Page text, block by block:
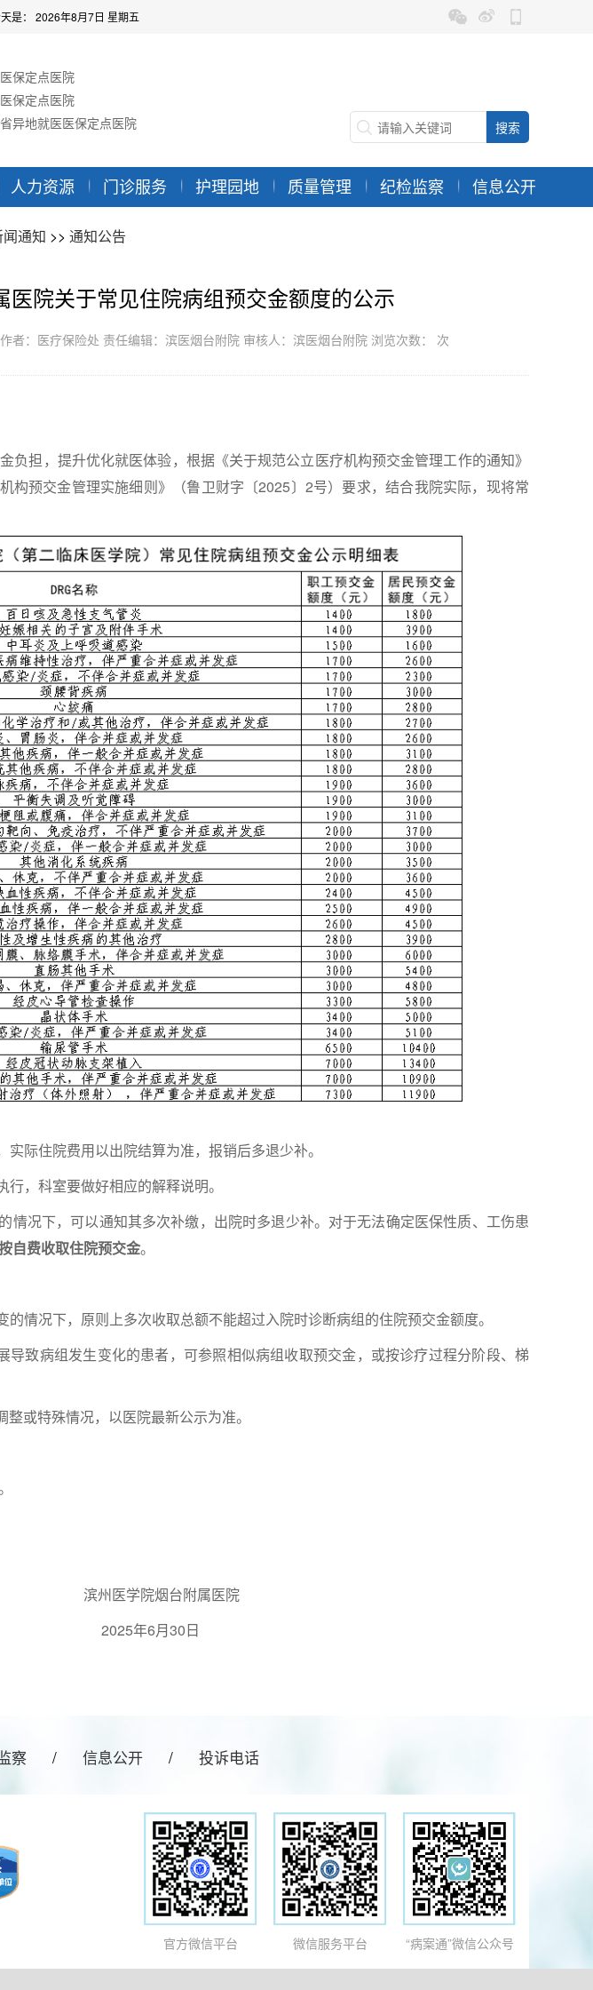
是： 2026年8月7日 星期五
保定点医院
保定点医院
异地就医医保定点医院
人力资源 门诊服务 护理园地 质量管理 纪检监察 信息公开
通知 >> 通知公告
医院关于常见住院病组预交金额度的公示
者：医疗保险处 责任编辑：滨医烟台附院 审核人：滨医烟台附院 浏览次数： 次
担，提升优化就医体验，根据《关于规范公立医疗机构预交金管理工作的通知》
构预交金管理实施细则》（鲁卫财字〔2025〕2号）要求，结合我院实际，现将常
住院费用以出院结算为准，报销后多退少补。
，科室要做好相应的解释说明。
况下，可以通知其多次补缴，出院时多退少补。对于无法确定医保性质、工伤患
自费收取住院预交金。
况下，原则上多次收取总额不能超过入院时诊断病组的住院预交金额度。
致病组发生变化的患者，可参照相似病组收取预交金，或按诊疗过程分阶段、梯
或特殊情况，以医院最新公示为准。
附属医院
30日
察 / 信息公开 / 投诉电话
官方微信平台 微信服务平台 “病案通”微信公众号